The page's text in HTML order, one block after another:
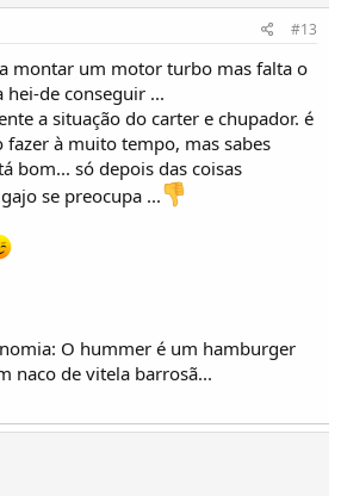
#13
montar um motor turbo mas falta o
hei-de conseguir ...
a situação do carter e chupador. é
fazer à muito tempo, mas sabes
bom... só depois das coisas
se preocupa ...
O hummer é um hamburger
naco de vitela barrosã...